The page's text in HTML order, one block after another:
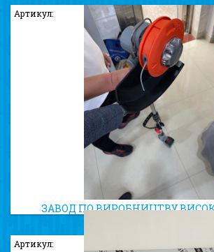
Артикул:
ЗАВОД ПО ВИРОБНИЦТВУ
Артикул: